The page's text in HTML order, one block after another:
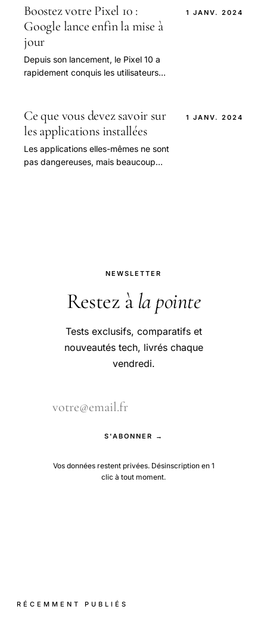
Boostez votre Pixel 10 :
Google lance enfin la mise à
jour
Depuis son lancement, le Pixel 10 a
rapidement conquis les utilisateurs
1 JANV. 2024
Ce que vous devez savoir sur
les applications installées
Les applications elles-mêmes ne sont
pas dangereuses, mais beaucoup
1 JANV. 2024
NEWSLETTER
Restez à la pointe
Tests exclusifs, comparatifs et
nouveautés tech, livrés chaque
vendredi.
S'ABONNER →
Vos données restent privées. Désinscription en 1
clic à tout moment.
RÉCEMMENT PUBLIÉS